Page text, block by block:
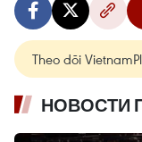
Theo dõi
НОВОСТИ